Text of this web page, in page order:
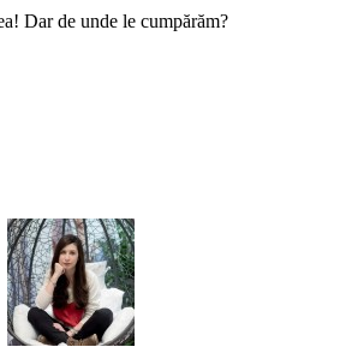
Dar de unde le cumpărăm?